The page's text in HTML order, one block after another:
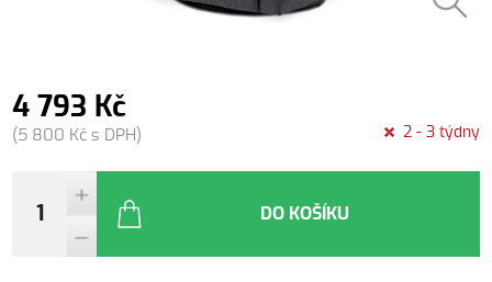
4 793 Kč
(5 800 Kč s DPH) 2 - 3 týdny
DO KOŠÍKU